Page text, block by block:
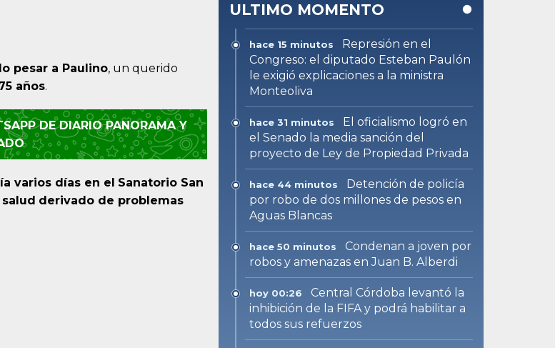
pesar a Paulino, un querido
años.
DE DIARIO PANORAMA Y
varios días en el Sanatorio San
derivado de problemas
ULTIMO MOMENTO
hace 15 minutos
Represión en el
Congreso: el diputado Esteban Paulón
le exigió explicaciones a la ministra
Monteoliva
hace 31 minutos
El oficialismo logró en
el Senado la media sanción del
proyecto de Ley de Propiedad Privada
hace 44 minutos
Detención de policía
por robo de dos millones de pesos en
Aguas Blancas
hace 50 minutos
Condenan a joven por
robos y amenazas en Juan B. Alberdi
hoy 00:26
Central Córdoba levantó la
inhibición de la FIFA y podrá habilitar a
todos sus refuerzos